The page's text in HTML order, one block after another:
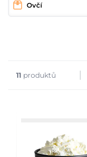
Ovčí
11 produktů